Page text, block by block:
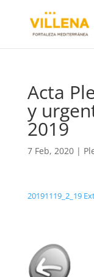
Acta
y
2019
7 Feb, 2020|
20191119_2_19